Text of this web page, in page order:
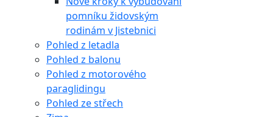
pomníku židovským
rodinám v Jistebnici
Pohled z letadla
Pohled z balonu
Pohled z motorového
paraglidingu
Pohled ze střech